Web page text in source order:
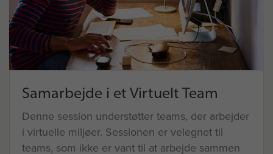
Samarbejde i et Virtuelt Team
Denne session understøtter teams, der arbejder
i virtuelle miljøer. Sessionen er velegnet til
teams, som ikke er vant til at arbejde sammen